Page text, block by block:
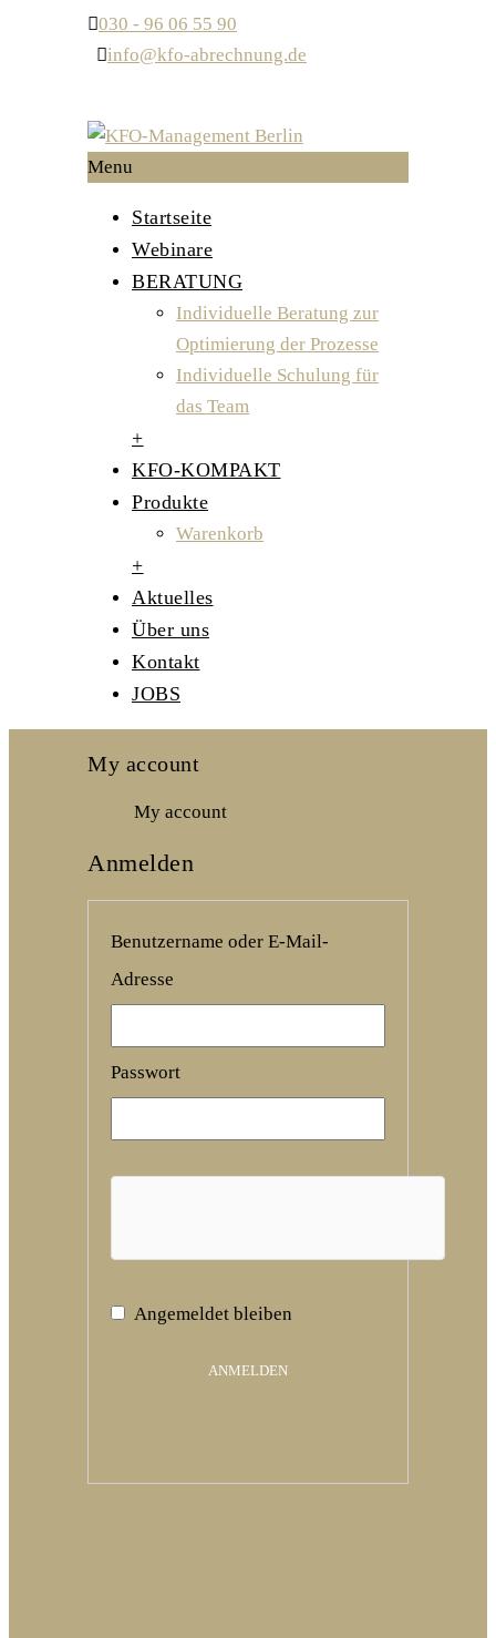
030 - 96 06 55 90
info@kfo-abrechnung.de
Menu
Startseite
Webinare
BERATUNG
Individuelle Beratung zur
Optimierung der Prozesse
Individuelle Schulung für
das Team
+
KFO-KOMPAKT
Produkte
Warenkorb
+
Aktuelles
Über uns
Kontakt
JOBS
My account
My account
Anmelden
Benutzername oder E-Mail-
Adresse
Passwort
Angemeldet bleiben
ANMELDEN